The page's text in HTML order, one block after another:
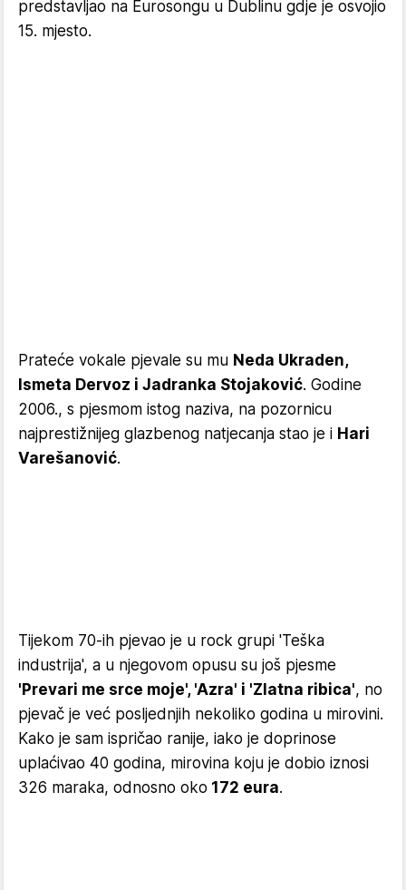
predstavljao na Eurosongu u Dublinu gdje je osvojio
15. mjesto.
Prateće vokale pjevale su mu Neda Ukraden,
Ismeta Dervoz i Jadranka Stojaković. Godine
2006., s pjesmom istog naziva, na pozornicu
najprestižnijeg glazbenog natjecanja stao je i Hari
Varešanović.
Tijekom 70-ih pjevao je u rock grupi 'Teška
industrija', a u njegovom opusu su još pjesme
'Prevari me srce moje', 'Azra' i 'Zlatna ribica', no
pjevač je već posljednjih nekoliko godina u mirovini.
Kako je sam ispričao ranije, iako je doprinose
uplaćivao 40 godina, mirovina koju je dobio iznosi
326 maraka, odnosno oko 172 eura.